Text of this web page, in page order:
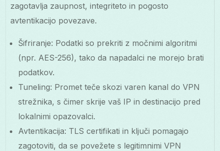
zagotavlja zaupnost, integriteto in pogosto
avtentikacijo povezave.
Šifriranje: Podatki so prekriti z močnimi algoritmi
(npr. AES-256), tako da napadalci ne morejo brati
podatkov.
Tuneling: Promet teče skozi varen kanal do VPN
strežnika, s čimer skrije vaš IP in destinacijo pred
lokalnimi opazovalci.
Avtentikacija: TLS certifikati in ključi pomagajo
zagotoviti, da se povežete s legitimnimi VPN